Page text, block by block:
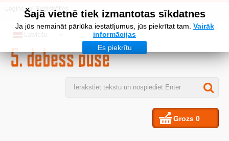
Šajā vietnē tiek izmantotas sīkdatnes
Ja jūs nemaināt pārlūka iestatījumus, jūs piekrītat tam. Vairāk
informācijas
Es piekrītu
vai Reģistrēties
Grozs 0